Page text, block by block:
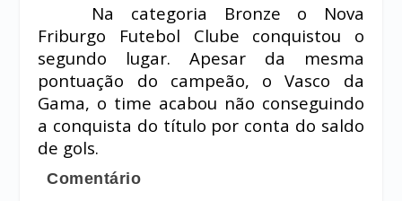
Na categoria Bronze o Nova
Friburgo Futebol Clube conquistou o
segundo lugar. Apesar da mesma
pontuação do campeão, o Vasco da
Gama, o time acabou não conseguindo
a conquista do título por conta do saldo
de gols.
Comentário